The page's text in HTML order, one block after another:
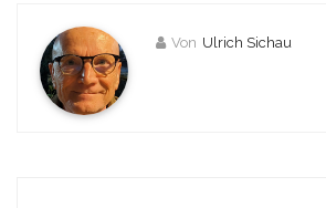
Von Ulrich Sichau